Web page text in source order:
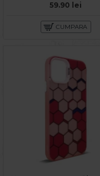
59.90 lei
CUMPARA